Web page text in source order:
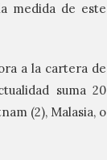
medida de este
a la cartera de
suma 20
(2), Malasia, o